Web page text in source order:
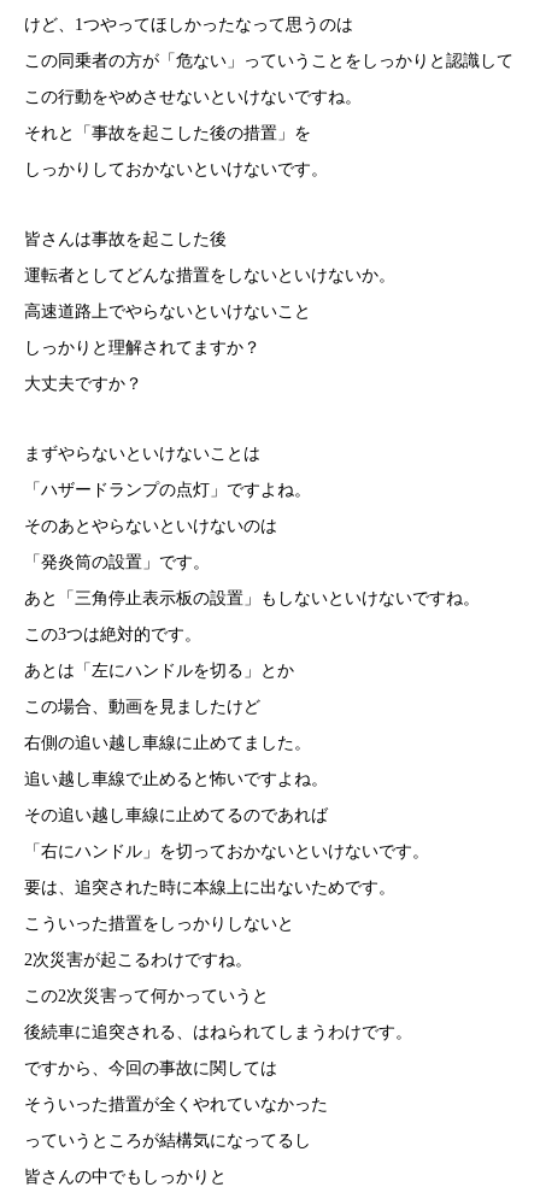
けど、1つやってほしかったなって思うのは
この同乗者の方が「危ない」っていうことをしっかりと認識して
この行動をやめさせないといけないですね。
それと「事故を起こした後の措置」を
しっかりしておかないといけないです。
皆さんは事故を起こした後
運転者としてどんな措置をしないといけないか。
高速道路上でやらないといけないこと
しっかりと理解されてますか？
大丈夫ですか？
まずやらないといけないことは
「ハザードランプの点灯」ですよね。
そのあとやらないといけないのは
「発炎筒の設置」です。
あと「三角停止表示板の設置」もしないといけないですね。
この3つは絶対的です。
あとは「左にハンドルを切る」とか
この場合、動画を見ましたけど
右側の追い越し車線に止めてました。
追い越し車線で止めると怖いですよね。
その追い越し車線に止めてるのであれば
「右にハンドル」を切っておかないといけないです。
要は、追突された時に本線上に出ないためです。
こういった措置をしっかりしないと
2次災害が起こるわけですね。
この2次災害って何かっていうと
後続車に追突される、はねられてしまうわけです。
ですから、今回の事故に関しては
そういった措置が全くやれていなかった
っていうところが結構気になってるし
皆さんの中でもしっかりと